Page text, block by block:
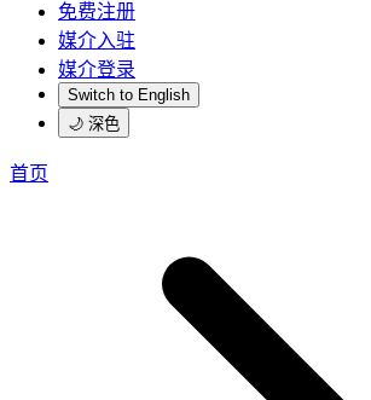
免费注册
媒介入驻
媒介登录
Switch to English
🌙 深色
首页